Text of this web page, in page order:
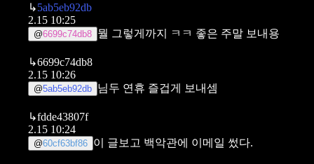
↳5ab5eb92db
2.15 10:25
@6699c74db8 뭘 그렇게까지 ㅋㅋ 좋은 주말 보내용
↳6699c74db8
2.15 10:26
@5ab5eb92db 님두 연휴 즐겁게 보내셈
↳fdde43807f
2.15 10:24
@60cf63bf86 이 글보고 백악관에 이메일 썼다.